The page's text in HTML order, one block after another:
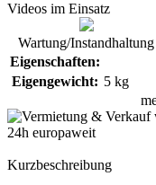
Videos im Einsatz
Wartung/Instandhaltung
Eigenschaften:
Eigengewicht: 5 kg
Kurzbeschreibung